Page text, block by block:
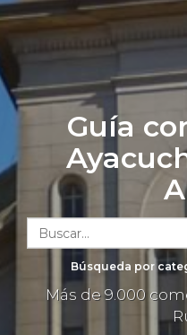
Guía
Búsqueda por
Más de 9.000